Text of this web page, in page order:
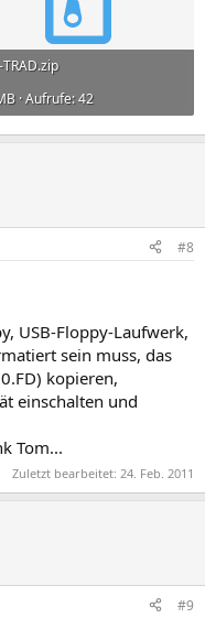
· Aufrufe: 42
#8
USB-Floppy-Laufwerk,
sein muss, das
kopieren,
einschalten und
Tom...
Zuletzt bearbeitet: 24. Feb. 2011
#9